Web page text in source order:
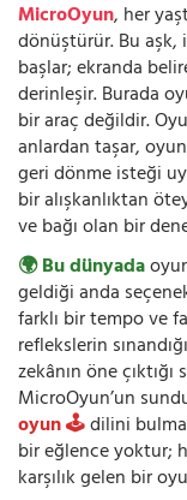
MicroOyun, her
dönüştürür. Bu aşk,
başlar; ekranda
derinleşir. Burada
bir araç değildir.
anlardan taşar,
geri dönme isteği
bir alışkanlıktan
ve bağı olan bir
🌍 Bu dünyada
geldiği anda
farklı bir tempo ve
reflekslerin
zekânın öne
MicroOyun’un
oyun 🕹️dilini
bir eğlence yoktur;
karşılık gelen bir